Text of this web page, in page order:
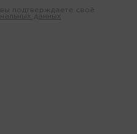
подтверждаете своё
данных